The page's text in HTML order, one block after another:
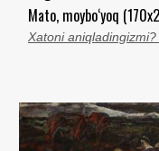
Mato, moybo‘yoq
Xatoni aniqladingizmi?